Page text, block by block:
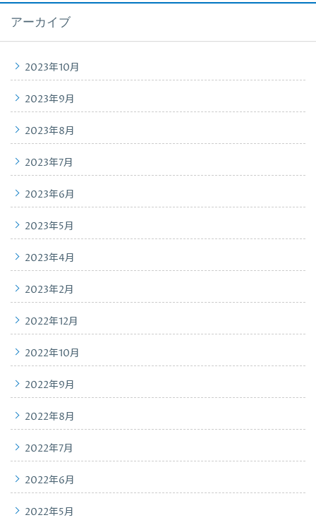
アーカイブ
2023年10月
2023年9月
2023年8月
2023年7月
2023年6月
2023年5月
2023年4月
2023年2月
2022年12月
2022年10月
2022年9月
2022年8月
2022年7月
2022年6月
2022年5月